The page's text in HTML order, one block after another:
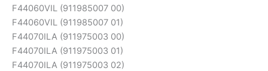
F44060VIL (911985007 00)
F44060VIL (911985007 01)
F44070ILA (911975003 00)
F44070ILA (911975003 01)
F44070ILA (911975003 02)